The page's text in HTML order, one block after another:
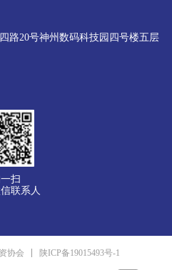
路20号神州数码科技园四号楼五层
扫
联系人
协会 陕ICP备19015493号-1